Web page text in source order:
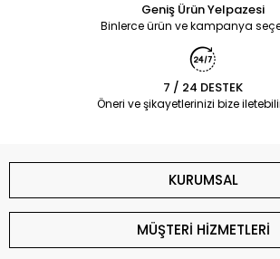
Geniş Ürün Yelpazesi
Binlerce ürün ve kampanya
7 / 24 DESTEK
Öneri ve şikayetlerinizi bize
KURUMSAL
MÜŞTERİ HİZMETLERİ